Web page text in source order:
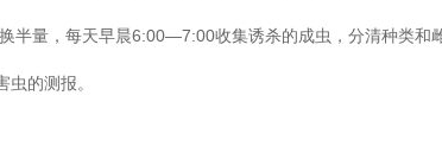
半量，每天早晨6:00—7:00收集诱杀的成虫，分清种类和
虫的测报。